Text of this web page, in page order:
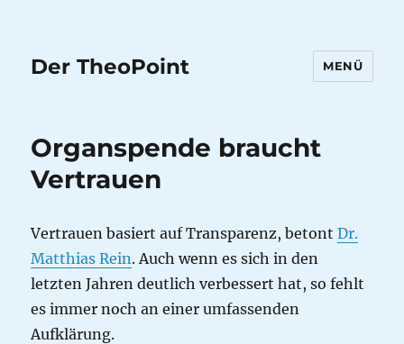
Der TheoPoint MENÜ
Organspende braucht
Vertrauen
Vertrauen basiert auf Transparenz, betontDr.
Matthias Rein. Auch wenn es sich in den
letzten Jahren deutlich verbessert hat, so fehlt
es immer noch an einer umfassenden
Aufklärung.